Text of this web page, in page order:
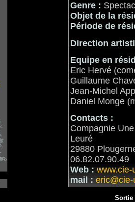
Genre :
Objet de la
Période de
Direction
Equipe en
Eric Hervé
Guillaume
Jean-Michel
Daniel Monge
Contacts :
Compagnie
Leuré
29880
06.82.07.90.49
Web : www.cie-
mail :
Sortie